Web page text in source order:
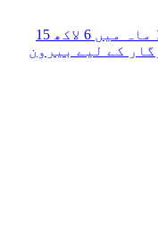
سخت ویزا جانچ کے درمیان 10 ماہ میں 6 لاکھ 15
کے لیے بیرون